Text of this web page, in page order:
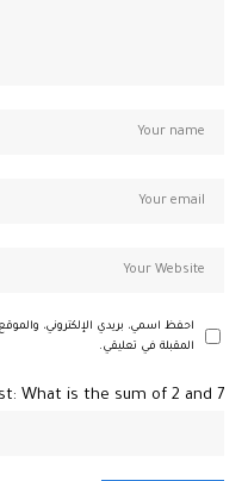
احفظ اسمي، بريدي الإلكتروني،
المقبلة في تعليقي.
What is the sum of 2 and 7?*